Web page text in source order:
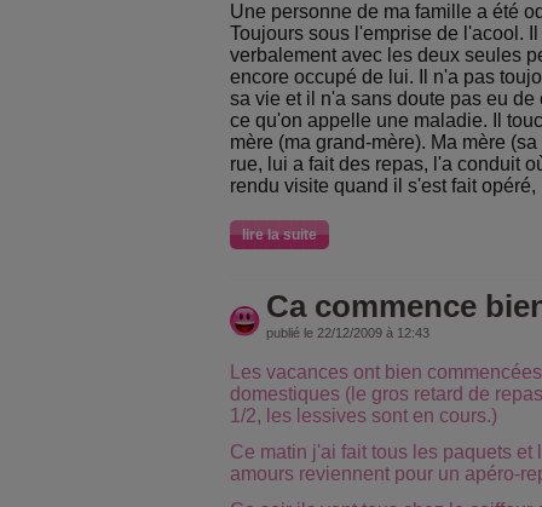
Une personne de ma famille a été
Toujours sous l'emprise de l'acool.
verbalement avec les deux seules
encore occupé de lui. Il n'a pas
sa vie et il n'a sans doute pas eu
ce qu'on appelle une maladie. Il
mère (ma grand-mère). Ma mère
rue, lui a fait des repas, l'a conduit
rendu visite quand il s'est fait opéré,
lire la suite
Ca commence
publié le 22/12/2009 à 12:43
Les vacances ont bien
domestiques (le gros retard de
1/2, les lessives sont en cours.)
Ce matin j'ai fait tous les paquets et
amours reviennent pour un apéro-